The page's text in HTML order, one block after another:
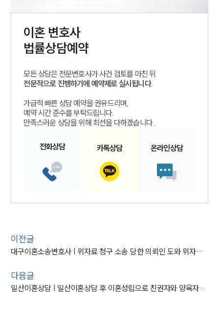
이혼 변호사
법률상담예약
모든 상담은 전문변호사가 사건 검토를 마친 뒤
전문적으로 진행하기에 예약제로 실시됩니다.
가급적 빠른 상담 예약을 권유드리며,
예약 시간 준수를 부탁드립니다.
만족스러운 상담을 위해 최선을 다하겠습니다.
전화상담 카톡상담 온라인상담
이전글
대구이혼소송변호사 | 위자료 청구 소송 당한 의뢰인 도와 위자료 청구 방어한 사례
다음글
일산이혼상담 | 일산이혼상담 후 이혼성립으로 친권자와 양육자로 지정 성공